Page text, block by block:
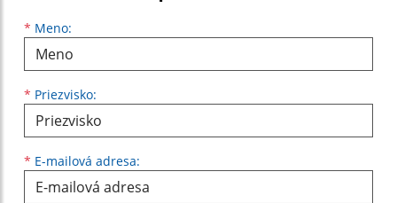
* Meno:
Meno
* Priezvisko:
Priezvisko
* E-mailová adresa:
E-mailová adresa